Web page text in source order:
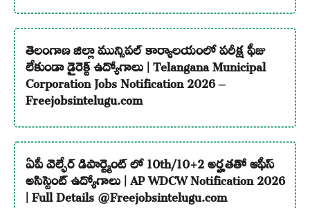
తెలంగాణ జిల్లా మున్సిపల్ కార్యాలయంలో పరీక్ష ఫీజు
లేకుండా డైరెక్ట్ ఉద్యోగాలు | Telangana Municipal
Corporation Jobs Notification 2026 –
Freejobsintelugu.com
ఏపీ వెల్ఫేర్ డిపార్ట్మెంట్ లో 10th/10+2 అర్హతతో ఆఫీస్
అసిస్టెంట్ ఉద్యోగాలు | AP WDCW Notification 2026
| Full Details @Freejobsintelugu.com